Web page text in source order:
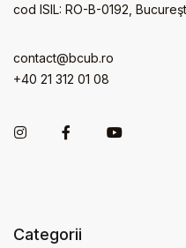
cod ISIL: RO-B-0192,
contact@bcub.ro
+40 21 312 01 08
Categorii